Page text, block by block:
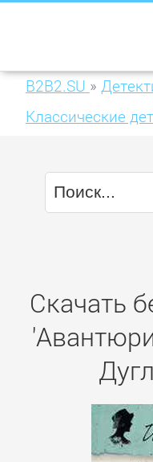
B2B2.SU »
Классические
Скачать